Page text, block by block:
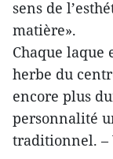
sens de
matière».
Chaque laque
herbe du
encore plus
personnalité
traditionnel. –